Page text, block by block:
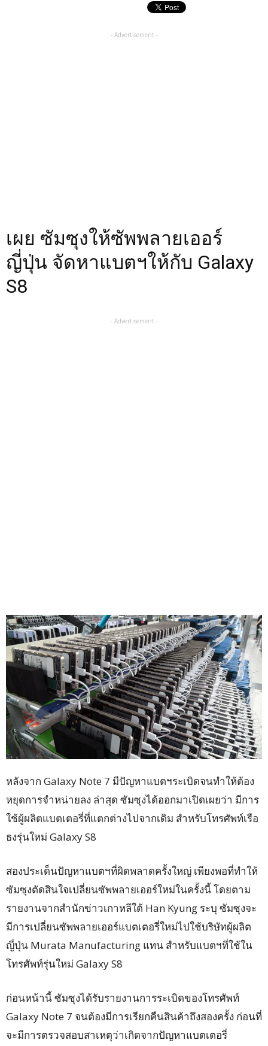
- Advertisement -
เผย ซัมซุงให้ซัพพลายเออร์
ญี่ปุ่น จัดหาแบตฯให้กับ Galaxy
S8
- Advertisement -
หลังจาก Galaxy Note 7 มีปัญหาแบตฯระเบิดจนทำให้ต้อง
หยุดการจำหน่ายลง ล่าสุด ซัมซุงได้ออกมาเปิดเผยว่า มีการ
ใช้ผู้ผลิตแบตเตอรี่ที่แตกต่างไปจากเดิม สำหรับโทรศัพท์เรือ
ธงรุ่นใหม่ Galaxy S8
สองประเด็นปัญหาแบตฯที่ผิดพลาดครั้งใหญ่ เพียงพอที่ทำให้
ซัมซุงตัดสินใจเปลี่ยนซัพพลายเออร์ใหม่ในครั้งนี้ โดยตาม
รายงานจากสำนักข่าวเกาหลีใต้ Han Kyung ระบุ ซัมซุงจะ
มีการเปลี่ยนซัพพลายเออร์แบตเตอรี่ใหม่ไปใช้บริษัทผู้ผลิต
ญี่ปุ่น Murata Manufacturing แทน สำหรับแบตฯที่ใช้ใน
โทรศัพท์รุ่นใหม่ Galaxy S8
ก่อนหน้านี้ ซัมซุงได้รับรายงานการระเบิดของโทรศัพท์
Galaxy Note 7 จนต้องมีการเรียกคืนสินค้าถึงสองครั้ง ก่อนที่
จะมีการตรวจสอบสาเหตุว่าเกิดจากปัญหาแบตเตอรี่